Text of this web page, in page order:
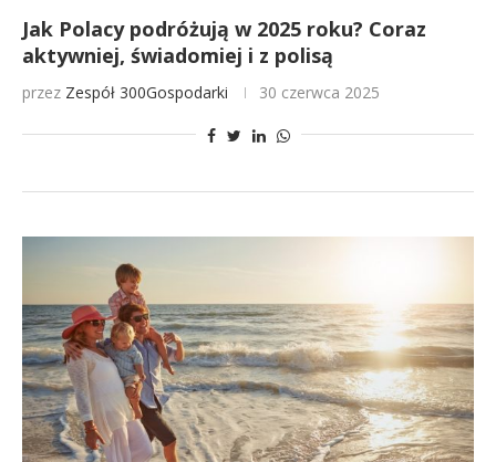
Jak Polacy podróżują w 2025 roku? Coraz
aktywniej, świadomiej i z polisą
przez Zespół 300Gospodarki 30 czerwca 2025